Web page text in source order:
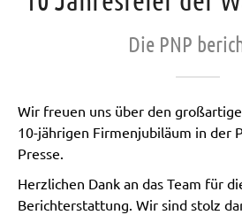
Die PNP
Wir freuen uns über den
10-jährigen Firmenjubiläum in der
Presse.
Herzlichen Dank an das Team für
Berichterstattung. Wir sind stolz